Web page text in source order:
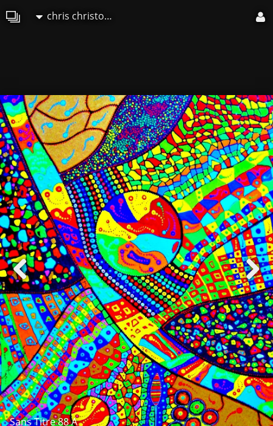
chris christopher
Sans Titre 88 A